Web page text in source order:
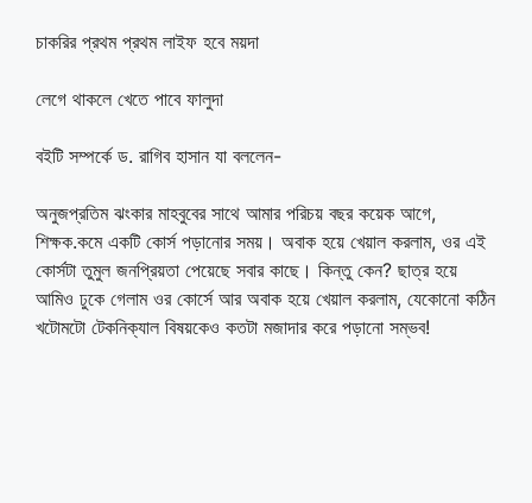
চাকরির প্রথম প্রথম লাইফ হবে ময়দা
লেগে থাকলে খেতে পাবে ফালুদা
বইটি সম্পর্কে ড. রাগিব হাসান যা বললেন-
অনুজপ্রতিম ঝংকার মাহবুবের সাথে আমার পরিচয় বছর কয়েক আগে,
শিক্ষক.কমে একটি কোর্স পড়ানোর সময়। অবাক হয়ে খেয়াল করলাম, ওর এই
কোর্সটা তুমুল জনপ্রিয়তা পেয়েছে সবার কাছে। কিন্তু কেন? ছাত্র হয়ে
আমিও ঢুকে গেলাম ওর কোর্সে আর অবাক হয়ে খেয়াল করলাম, যেকোনো কঠিন
খটোমটো টেকনিক্যাল বিষয়কেও কতটা মজাদার করে পড়ানো সম্ভব!